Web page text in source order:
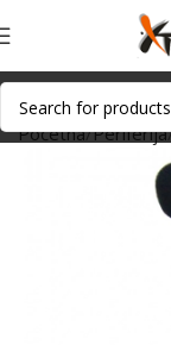
Početna Periferija